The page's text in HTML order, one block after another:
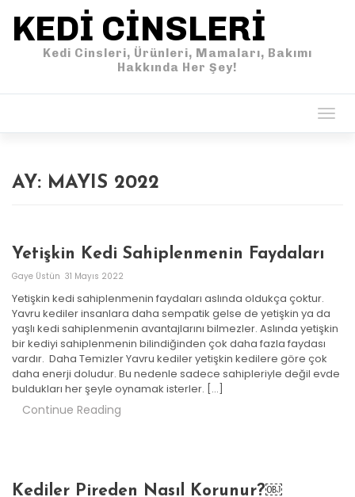
KEDI CINSLERI
Kedi Cinsleri, Ürünleri, Mamaları, Bakımı
Hakkında Her Şey!
AY: MAYIS 2022
Yetişkin Kedi Sahiplenmenin Faydaları
Gaye Üstün 31 Mayıs 2022
Yetişkin kedi sahiplenmenin faydaları aslında oldukça çoktur.
Yavru kediler insanlara daha sempatik gelse de yetişkin ya da
yaşlı kedi sahiplenmenin avantajlarını bilmezler. Aslında yetişkin
bir kediyi sahiplenmenin bilindiğinden çok daha fazla faydası
vardır. Daha Temizler Yavru kediler yetişkin kedilere göre çok
daha enerji doludur. Bu nedenle sadece sahipleriyle değil evde
buldukları her şeyle oynamak isterler. […]
Continue Reading
Kediler Pireden Nasıl Korunur?￼